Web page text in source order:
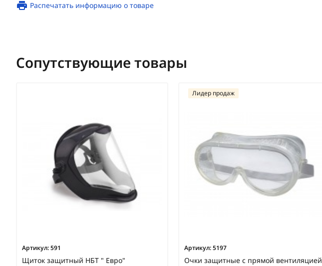
Распечатать информацию о товаре
Сопутствующие товары
Артикул:591
Щиток защитный НБТ " Евро"
Артикул:5197
Очки защитные с прямой вентиляцией
Лидер продаж